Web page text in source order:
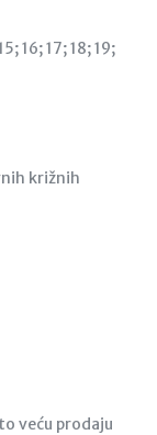
16; 17; 18; 19;
križnih
veću prodaju